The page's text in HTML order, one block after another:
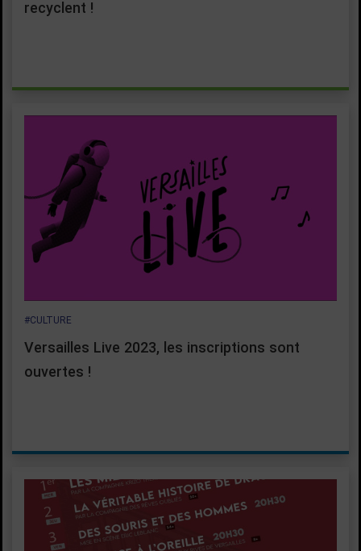
recyclent !
#CULTURE
Versailles Live 2023, les inscriptions sont
ouvertes !